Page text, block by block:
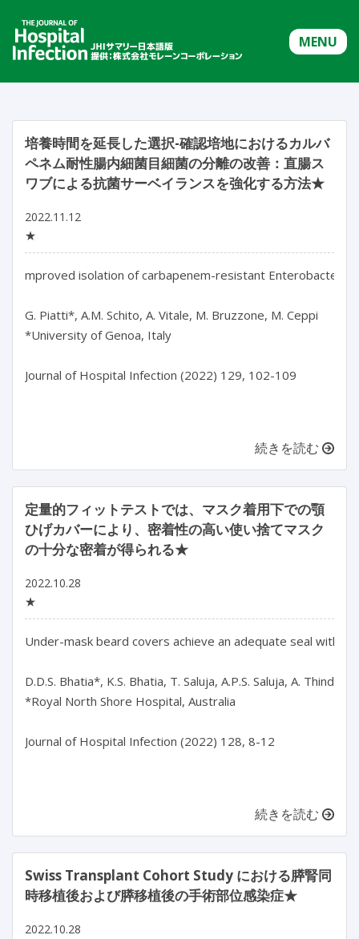
MENU
培養時間を延長した選択-確認培地におけるカルバ
ペネム耐性腸内細菌目細菌の分離の改善：直腸ス
ワブによる抗菌サーベイランスを強化する方法★
2022.11.12
★
mproved isolation of carbapenem-resistant
G. Piatti*, A.M. Schito, A. Vitale, M. Bruzzone, M. Ceppi
*University of Genoa, Italy
Journal of Hospital Infection (2022) 129, 102-109
続きを読む
定量的フィットテストでは、マスク着用下での顎
ひげカバーにより、密着性の高い使い捨てマスク
の十分な密着が得られる★
2022.10.28
★
Under-mask beard covers achieve an adequate seal with
D.D.S. Bhatia*, K.S. Bhatia, T. Saluja, A.P.S. Saluja, A. Thind,
*Royal North Shore Hospital, Australia
Journal of Hospital Infection (2022) 128, 8-12
続きを読む
Swiss Transplant Cohort Study における膵腎同
時移植後および膵移植後の手術部位感染症★
2022.10.28